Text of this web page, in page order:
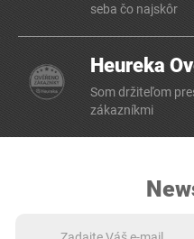
seba čo najskôr
Heureka
Som držiteľom
zákazníkmi